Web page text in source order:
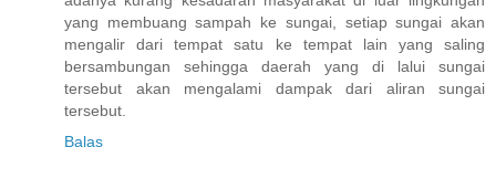
yang membuang sampah ke sungai, setiap sungai akan
mengalir dari tempat satu ke tempat lain yang saling
bersambungan sehingga daerah yang di lalui sungai
tersebut akan mengalami dampak dari aliran sungai
tersebut.
Balas